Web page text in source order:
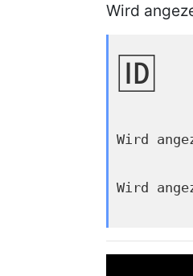
Wird
🆔
Wird
Wird